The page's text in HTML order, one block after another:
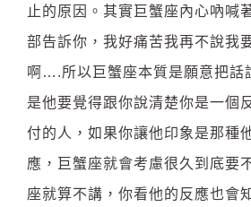
止的原因。其實巨蟹座內心吶喊
部告訴你，我好痛苦我再不說我
啊….所以巨蟹座本質是願意把話
是他要覺得跟你說清楚你是一個
付的人，如果你讓他印象是那種
應，巨蟹座就會考慮很久到底要
座就算不講，你看他的反應也會